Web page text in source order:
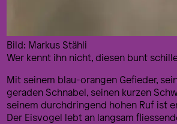
Bild: Markus Stähli
Wer kennt ihn nicht, diesen bunt
Mit seinem blau-orangen Gefieder,
geraden Schnabel, seinen kurzen
seinem durchdringend hohen Ruf ist
Der Eisvogel lebt an langsam